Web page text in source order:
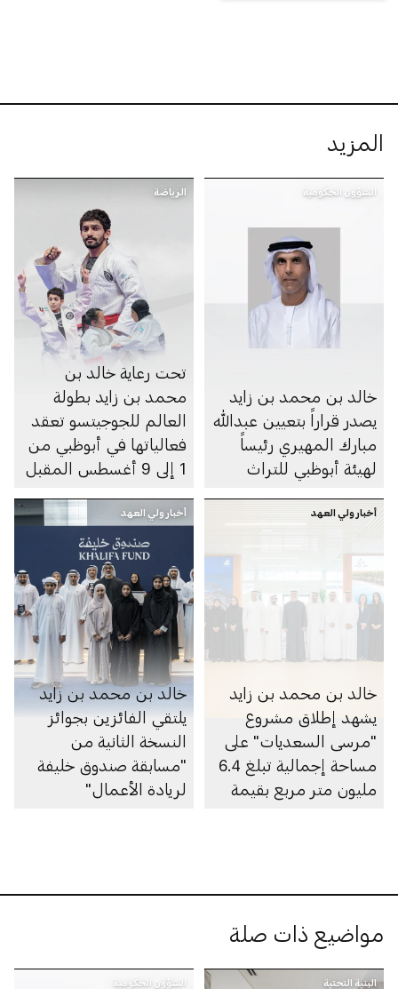
المزيد
الشؤون الحكومية
خالد بن محمد بن زايد
يصدر قراراً بتعيين عبدالله
مبارك المهيري رئيساً
لهيئة أبوظبي للتراث
الرياضة
تحت رعاية خالد بن
محمد بن زايد بطولة
العالم للجوجيتسو تعقد
فعالياتها في أبوظبي من
1 إلى 9 أغسطس المقبل
أخبار ولي العهد
خالد بن محمد بن زايد
يشهد إطلاق مشروع
"مرسى السعديات" على
مساحة إجمالية تبلغ 6.4
مليون متر مربع بقيمة
أخبار ولي العهد
خالد بن محمد بن زايد
يلتقي الفائزين بجوائز
النسخة الثانية من
"مسابقة صندوق خليفة
لريادة الأعمال"
مواضيع ذات صلة
البنية التحتية الشؤون الحكومية